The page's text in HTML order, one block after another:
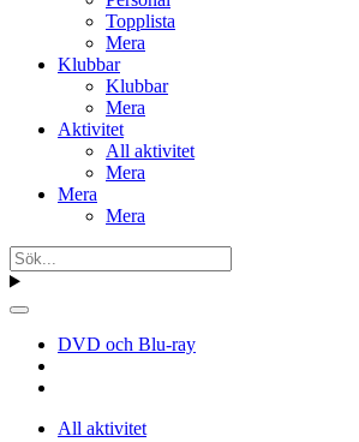
Topplista
Mera
Klubbar
Klubbar
Mera
Aktivitet
All aktivitet
Mera
Mera
Mera
DVD och Blu-ray
All aktivitet